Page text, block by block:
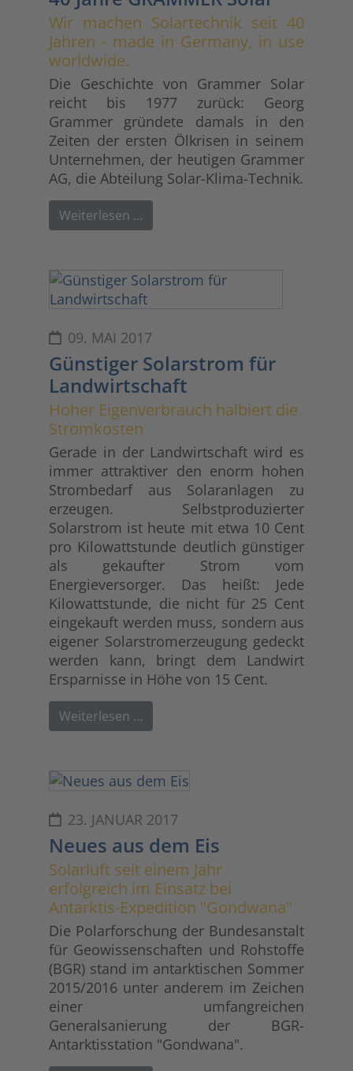
Wir machen Solartechnik seit 40
Jahren - made in Germany, in use
worldwide.
Die Geschichte von Grammer Solar
reicht bis 1977 zurück: Georg
Grammer gründete damals in den
Zeiten der ersten Ölkrisen in seinem
Unternehmen, der heutigen Grammer
AG, die Abteilung Solar-Klima-Technik.
Weiterlesen …
09. MAI 2017
Günstiger Solarstrom für
Landwirtschaft
Hoher Eigenverbrauch halbiert die
Stromkosten
Gerade in der Landwirtschaft wird es
immer attraktiver den enorm hohen
Strombedarf aus Solaranlagen zu
erzeugen. Selbstproduzierter
Solarstrom ist heute mit etwa 10 Cent
pro Kilowattstunde deutlich günstiger
als gekaufter Strom vom
Energieversorger. Das heißt: Jede
Kilowattstunde, die nicht für 25 Cent
eingekauft werden muss, sondern aus
eigener Solar­stromerzeugung gedeckt
werden kann, bringt dem Landwirt
Ersparnisse in Höhe von 15 Cent.
Weiterlesen …
23. JANUAR 2017
Neues aus dem Eis
Solarluft seit einem Jahr
erfolgreich im Einsatz bei
Antarktis-Expedition "Gondwana"
Die Polarforschung der Bundesanstalt
für Geowissenschaften und Rohstoffe
(BGR) stand im antarktischen Sommer
2015/2016 unter anderem im Zeichen
einer umfangreichen
Generalsanierung der BGR-
Antarktisstation "Gondwana".